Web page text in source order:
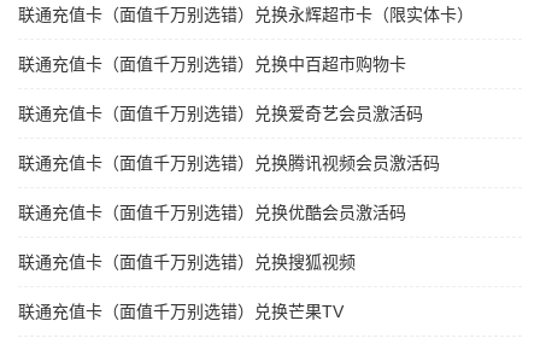
联通充值卡（面值千万别选错）兑换永辉超市卡（限实体卡）
联通充值卡（面值千万别选错）兑换中百超市购物卡
联通充值卡（面值千万别选错）兑换爱奇艺会员激活码
联通充值卡（面值千万别选错）兑换腾讯视频会员激活码
联通充值卡（面值千万别选错）兑换优酷会员激活码
联通充值卡（面值千万别选错）兑换搜狐视频
联通充值卡（面值千万别选错）兑换芒果TV